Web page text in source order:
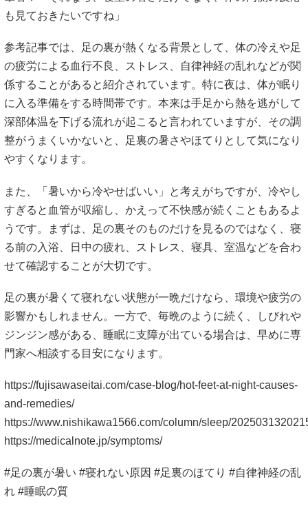
も見ておきたいですね」
参考記事では、足の裏が熱くなる背景として、体の冷えや足
の疲労による血行不良、ストレス、自律神経の乱れなどが関
係することがあると紹介されています。特に夜は、体が眠り
に入る準備をする時間帯です。本来は手足から熱を逃がして
深部体温を下げる流れが起こると言われていますが、その調
整がうまくいかないと、足裏の暑さやほてりとして気になり
やすくなります。
また、「暑いから冷やせばいい」と考えがちですが、冷やし
すぎると血管が収縮し、かえって不快感が続くこともあるよ
うです。まずは、足の裏そのものだけを見るのではなく、寝
る前の入浴、日中の疲れ、ストレス、寝具、室温などを合わ
せて確認することが大切です。
足の裏が暑くて寝れない状態が一晩だけなら、環境や疲労の
影響かもしれません。一方で、毎晩のように続く、しびれや
ジンジン感がある、睡眠に支障が出ている場合は、早めに専
門家へ相談する目安になります。
https://fujisawaseitai.com/case-blog/hot-feet-at-night-causes-
and-remedies/
https://www.nishikawa1566.com/column/sleep/
https://medicalnote.jp/symptoms/
#足の裏が暑い #寝れない原因 #足裏のほてり #自律神経の乱
れ #睡眠の質